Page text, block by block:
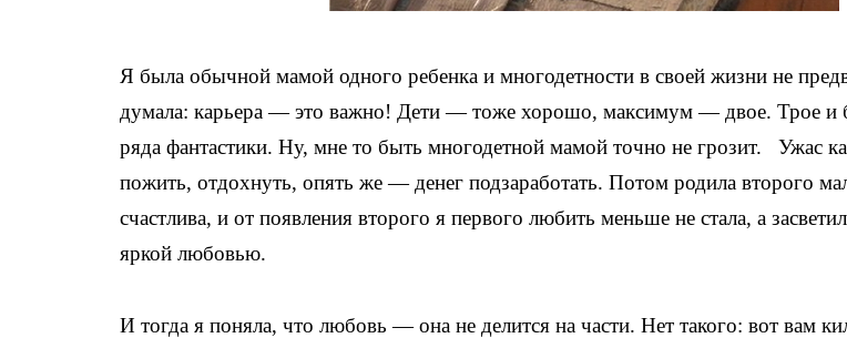
Я была обычной мамой одного ребенка и многодетности в своей жизни не
думала: карьера — это важно! Дети — тоже хорошо, максимум — двое. Трое и
ряда фантастики. Ну, мне то быть многодетной мамой точно не грозит. Ужас
пожить, отдохнуть, опять же — денег подзаработать. Потом родила второго
счастлива, и от появления второго я первого любить меньше не стала, а
яркой любовью.
И тогда я поняла, что любовь — она не делится на части. Нет такого: вот вам